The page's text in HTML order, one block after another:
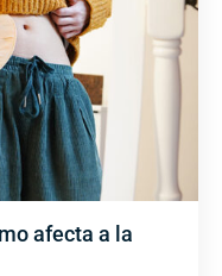
afecta a la